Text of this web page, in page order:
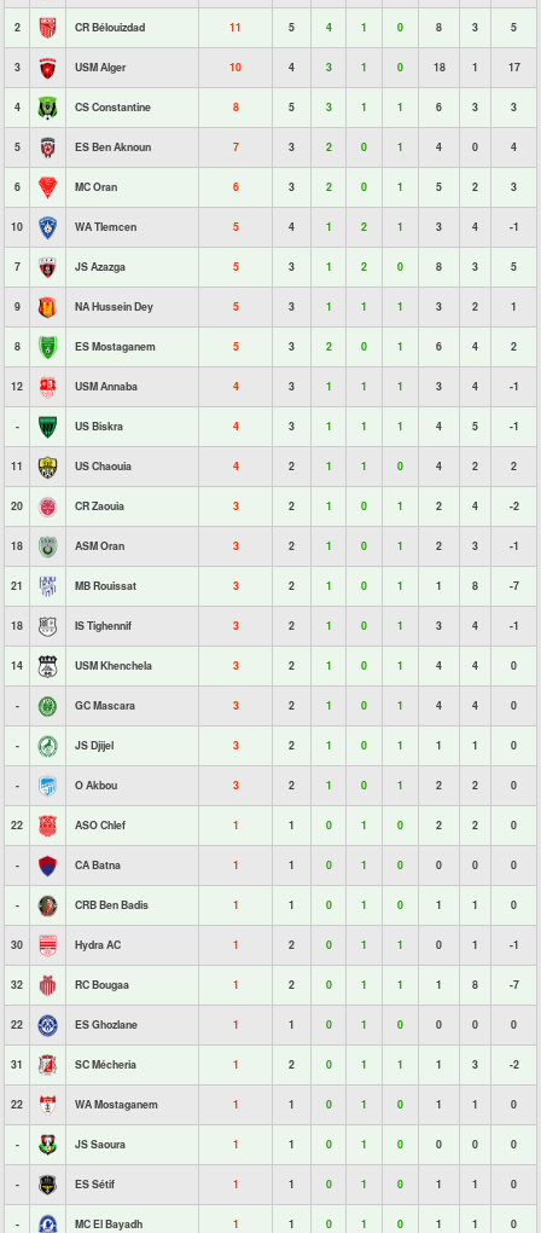
2 CR Bélouizdad 11 5 4 1 0 8 3 5
3 USM Alger 10 4 3 1 0 18 1 17
4 CS Constantine 8 5 3 1 1 6 3 3
5 ES Ben Aknoun 7 3 2 0 1 4 0 4
6 MC Oran 6 3 2 0 1 5 2 3
10 WA Tlemcen 5 4 1 2 1 3 4 -1
7 JS Azazga 5 3 1 2 0 8 3 5
9 NA Hussein Dey 5 3 1 1 1 3 2 1
8 ES Mostaganem 5 3 2 0 1 6 4 2
12 USM Annaba 4 3 1 1 1 3 4 -1
- US Biskra 4 3 1 1 1 4 5 -1
11 US Chaouia 4 2 1 1 0 4 2 2
20 CR Zaouia 3 2 1 0 1 2 4 -2
18 ASM Oran 3 2 1 0 1 2 3 -1
21 MB Rouissat 3 2 1 0 1 1 8 -7
18 IS Tighennif 3 2 1 0 1 3 4 -1
14 USM Khenchela 3 2 1 0 1 4 4 0
- GC Mascara 3 2 1 0 1 4 4 0
- JS Djijel 3 2 1 0 1 1 1 0
- O Akbou 3 2 1 0 1 2 2 0
22 ASO Chlef 1 1 0 1 0 2 2 0
- CA Batna 1 1 0 1 0 0 0 0
- CRB Ben Badis 1 1 0 1 0 1 1 0
30 Hydra AC 1 2 0 1 1 0 1 -1
32 RC Bougaa 1 2 0 1 1 1 8 -7
22 ES Ghozlane 1 1 0 1 0 0 0 0
31 SC Mécheria 1 2 0 1 1 1 3 -2
22 WA Mostaganem 1 1 0 1 0 1 1 0
- JS Saoura 1 1 0 1 0 0 0 0
- ES Sétif 1 1 0 1 0 1 1 0
- MC El Bayadh 1 1 0 1 0 1 1 0